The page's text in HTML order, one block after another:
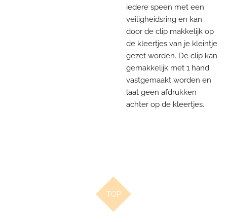
iedere speen met een
veiligheidsring en kan
door de clip makkelijk op
de kleertjes van je kleintje
gezet worden. De clip kan
gemakkelijk met 1 hand
vastgemaakt worden en
laat geen afdrukken
achter op de kleertjes.
TOP